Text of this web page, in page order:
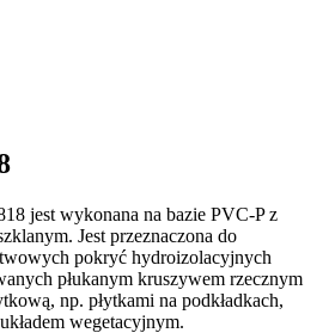
jest wykonana na bazie PVC-P z
Jest przeznaczona do
pokryć hydroizolacyjnych
płukanym kruszywem rzecznym
np. płytkami na podkładkach,
wegetacyjnym.